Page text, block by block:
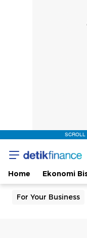
SCROLL
Home Ekonomi
For Your Business